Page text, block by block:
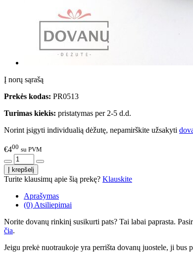
Į norų sąrašą
Prekės kodas: PR0513
Turimas kiekis: pristatymas per 2-5 d.d.
Norint įsigyti individualią dėžutę, nepamirškite užsakyti
€400 su PVM
Turite klausimų apie šią prekę? Klauskite
Aprašymas
(0) Atsiliepimai
Norite dovanų rinkinį susikurti pats? Tai labai paprasta.
čia.
Jeigu prekė nuotraukoje yra perrišta dovanų juostele, ji bus